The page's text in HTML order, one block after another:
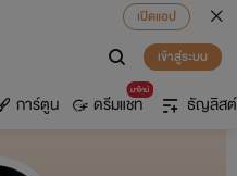
เปิดแอป
เข้าสู่ระบบ
การ์ตูน
มาใหม่
ดรีมแชท ธัญลิสต์